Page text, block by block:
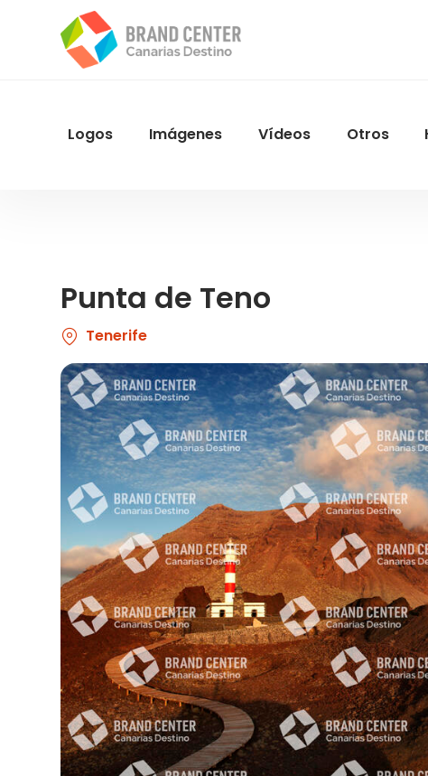
contenido
Menu
Logos Imágenes Vídeos Otros
Punta de Teno
Tenerife